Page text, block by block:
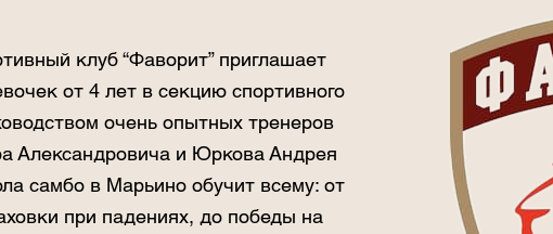
клуб “Фаворит” приглашает
от 4 лет в секцию спортивного
очень опытных тренеров
Александровича и Юркова Андрея
самбо в Марьино обучит всему: от
при падениях, до победы на